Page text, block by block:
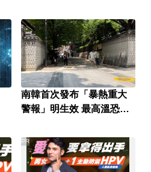
南韓首次發布「暴熱重大
警報」明生效 最高溫恐飆
PR